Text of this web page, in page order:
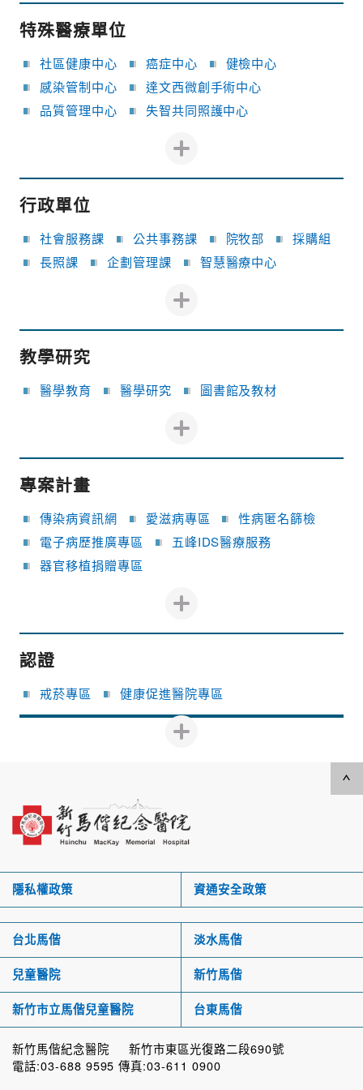
特殊醫療單位
社區健康中心 癌症中心
健檢中心
感染管制中心
達文西微創手術中心
品質管理中心
失智共同照護中心
行政單位
社會服務課 公共事務課 院牧部
採購組
長照課
企劃管理課 智慧醫療中心
教學研究
醫學教育 醫學研究 圖書館及教材
專案計畫
傳染病資訊網 愛滋病專區
性病匿名篩檢
電子病歷推廣專區
五峰IDS醫療服務
器官移植捐贈專區
認證
戒菸專區 健康促進醫院專區
隱私權政策 資通安全政策
台北馬偕 淡水馬偕
兒童醫院 新竹馬偕
新竹市立馬偕兒童醫院 台東馬偕
新竹馬偕紀念醫院 新竹市東區光復路二段690號
電話:03-688 9595 傳真:03-611 0900